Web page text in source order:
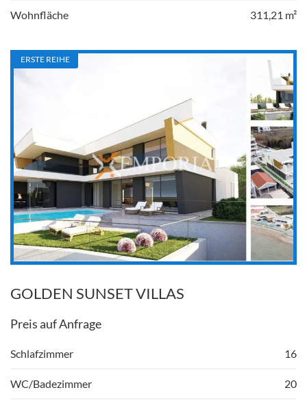
Wohnfläche 311,21 m²
ERSTE REIHE
GOLDEN SUNSET VILLAS
Preis auf Anfrage
Schlafzimmer 16
WC/Badezimmer 20